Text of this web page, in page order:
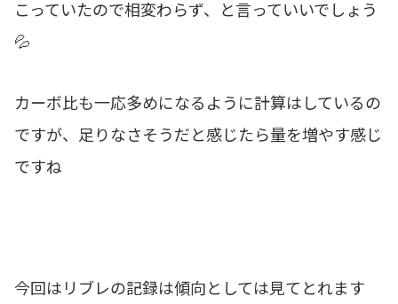
こっていたので相変わらず、と言っていいでしょう
💦
カーボ比も一応多めになるように計算はしているの
ですが、足りなさそうだと感じたら量を増やす感じ
ですね
今回はリブレの記録は傾向としては見てとれます